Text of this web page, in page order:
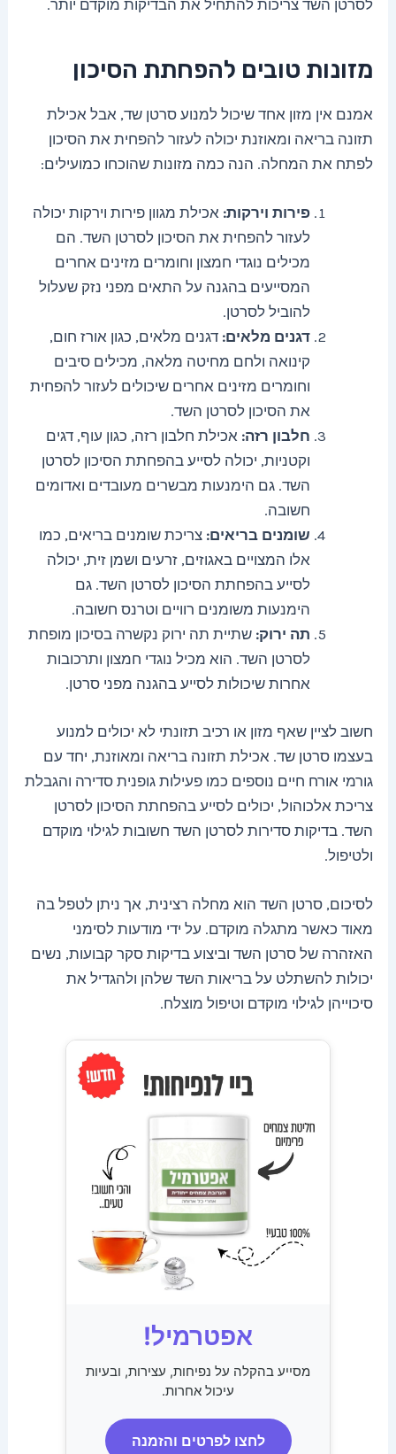
לסרטן השד צריכות להתחיל את הבדיקות מוקדם יותר.
מזונות טובים להפחתת הסיכון
אמנם אין מזון אחד שיכול למנוע סרטן שד, אבל אכילת
תזונה בריאה ומאוזנת יכולה לעזור להפחית את הסיכון
לפתח את המחלה. הנה כמה מזונות שהוכחו כמועילים:
פירות וירקות:אכילת מגוון פירות וירקות יכולה
לעזור להפחית את הסיכון לסרטן השד. הם
מכילים נוגדי חמצון וחומרים מזינים אחרים
המסייעים בהגנה על התאים מפני נזק שעלול
להוביל לסרטן.
דגנים מלאים: דגנים מלאים, כגון אורז חום,
קינואה ולחם מחיטה מלאה, מכילים סיבים
וחומרים מזינים אחרים שיכולים לעזור להפחית
את הסיכון לסרטן השד.
חלבון רזה: אכילת חלבון רזה, כגון עוף, דגים
וקטניות, יכולה לסייע בהפחתת הסיכון לסרטן
השד. גם הימנעות מבשרים מעובדים ואדומים
חשובה.
שומנים בריאים: צריכת שומנים בריאים, כמו
אלו המצויים באגוזים, זרעים ושמן זית, יכולה
לסייע בהפחתת הסיכון לסרטן השד. גם
הימנעות משומנים רוויים וטרנס חשובה.
תה ירוק: שתיית תה ירוק נקשרה בסיכון מופחת
לסרטן השד. הוא מכיל נוגדי חמצון ותרכובות
אחרות שיכולות לסייע בהגנה מפני סרטן.
חשוב לציין שאף מזון או רכיב תזונתי לא יכולים למנוע
בעצמו סרטן שד. אכילת תזונה בריאה ומאוזנת, יחד עם
גורמי אורח חיים נוספים כמו פעילות גופנית סדירה והגבלת
צריכת אלכוהול, יכולים לסייע בהפחתת הסיכון לסרטן
השד. בדיקות סדירות לסרטן השד חשובות לגילוי מוקדם
ולטיפול.
לסיכום, סרטן השד הוא מחלה רצינית, אך ניתן לטפל בה
מאוד כאשר מתגלה מוקדם. על ידי מודעות לסימני
האזהרה של סרטן השד וביצוע בדיקות סקר קבועות, נשים
יכולות להשתלט על בריאות השד שלהן ולהגדיל את
סיכוייהן לגילוי מוקדם וטיפול מוצלח.
אפטרמיל!
מסייע בהקלה על נפיחות, עצירות, ובעיות
עיכול אחרות.
לחצו לפרטים והזמנה